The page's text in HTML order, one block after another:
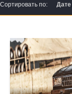
Сортировать по: